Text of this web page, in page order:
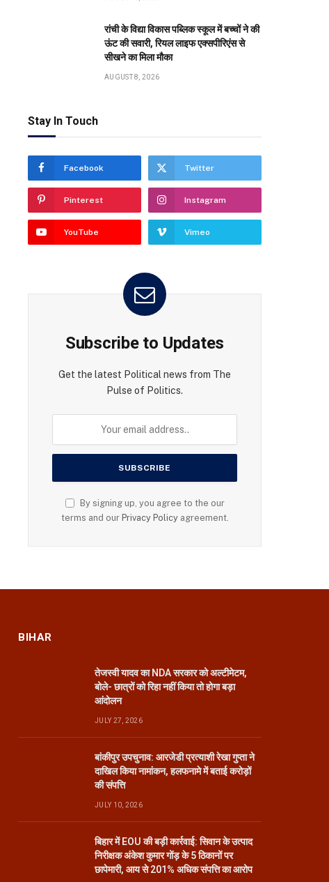
रांची के विद्या विकास पब्लिक स्कूल में बच्चों ने की
ऊंट की सवारी, रियल लाइफ एक्सपीरिएंस से
सीखने का मिला मौका
AUGUST 8, 2026
Stay In Touch
Facebook Twitter
Pinterest Instagram
YouTube Vimeo
Subscribe to Updates
Get the latest Political news from The
Pulse of Politics.
By signing up, you agree to the our
terms and our Privacy Policyagreement.
BIHAR
तेजस्वी यादव का NDA सरकार को अल्टीमेटम,
बोले- छात्रों को रिहा नहीं किया तो होगा बड़ा
आंदोलन
JULY 27, 2026
बांकीपुर उपचुनाव: आरजेडी प्रत्याशी रेखा गुप्ता ने
दाखिल किया नामांकन, हलफनामे में बताई करोड़ों
की संपत्ति
JULY 10, 2026
बिहार में EOU की बड़ी कार्रवाई: सिवान के उत्पाद
निरीक्षक अंकेश कुमार गोंड़ के 5 ठिकानों पर
छापेमारी, आय से 201% अधिक संपत्ति का आरोप